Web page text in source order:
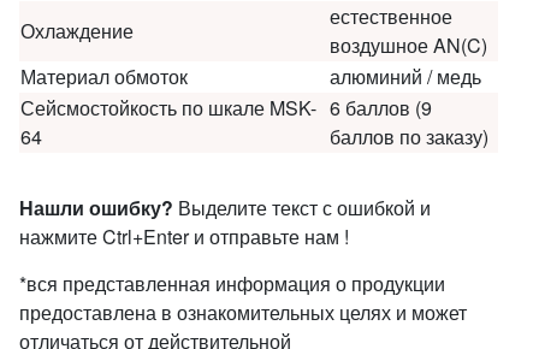
Охлаждение
естественное
воздушное AN(C)
Материал обмоток
алюминий / медь
Сейсмостойкость по шкале MSK-
64
6 баллов (9
баллов по заказу)
Нашли ошибку? Выделите текст с ошибкой и
нажмите Ctrl+Enter и отправьте нам !
*вся представленная информация о продукции
предоставлена в ознакомительных целях и может
отличаться от действительной